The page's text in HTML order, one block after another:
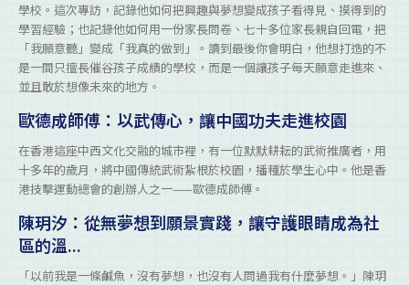
學校。這次專訪，記錄他如何把興趣與夢想變成孩子看得見、摸得到的
學習經驗；也記錄他如何用一份家長問卷、七十多位家長親自回電，把
「我願意聽」變成「我真的做到」。讀到最後你會明白，他想打造的不
是一間只擅長催谷孩子成績的學校，而是一個讓孩子每天願意走進來、
並且敢於想像未來的地方。
歐德成師傅：以武傳心，讓中國功夫走進校園
在香港這座中西文化交融的城市裡，有一位默默耕耘的武術推廣者，用
十多年的歲月，將中國傳統武術紮根於校園，播種於學生心中。他是香
港技擊運動總會的創辦人之一——歐德成師傅。
陳玥汐：從無夢想到願景實踐，讓守護眼睛成為社
區的溫...
「以前我是一條鹹魚，沒有夢想，也沒有人問過我有什麼夢想。」陳玥